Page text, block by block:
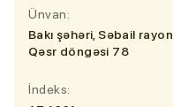
Ünvan:
Bakı şəhəri, Səbail
Qəsr döngəsi 78
İndeks: